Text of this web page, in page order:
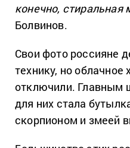
конечно, стиральная
Болвинов.
Свои фото россияне
технику, но облачное
отключили. Главным
для них стала
скорпионом и змеей